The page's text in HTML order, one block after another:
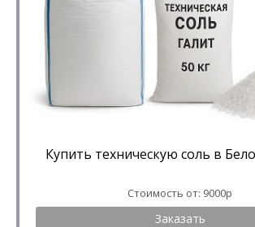
Купить техническую соль в
Стоимость от: 9000р
Заказать